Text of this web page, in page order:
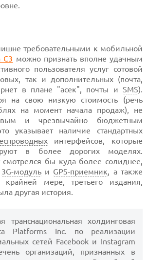
требовательными к мобильной
C3 можно признать вполне удачным
пользователя услуг сотовой
так и дополнительных (почта,
в плане "асек", почты и SMS).
на свою низкую стоимость (речь
на момент начала продаж), не
и чрезвычайно бюджетным
указывает наличие стандартных
интерфейсов, которые
в более дорогих моделях.
смотрелся бы куда более солиднее,
3G-модуль и GPS-приемник, а также
мере, третьего издания,
другая история.
транснациональная холдинговая
Platforms Inc. по реализации
сетей Facebook и Instagram
организаций, признанных в